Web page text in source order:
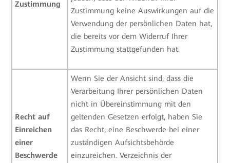
Zustimmung
Zustimmung keine Auswirkungen auf die
Verwendung der persönlichen Daten hat,
die bereits vor dem Widerruf Ihrer
Zustimmung stattgefunden hat.
Recht auf
Einreichen
einer
Beschwerde
Wenn Sie der Ansicht sind, dass die
Verarbeitung Ihrer persönlichen Daten
nicht in Übereinstimmung mit den
geltenden Gesetzen erfolgt, haben Sie
das Recht, eine Beschwerde bei einer
zuständigen Aufsichtsbehörde
einzureichen. Verzeichnis der